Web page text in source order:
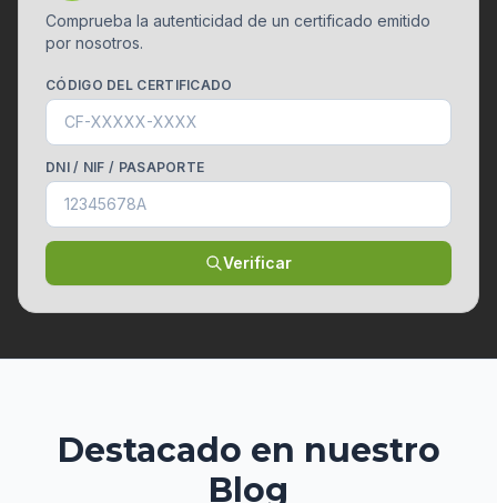
Comprueba la autenticidad de un certificado emitido
por nosotros.
CÓDIGO DEL CERTIFICADO
DNI / NIF / PASAPORTE
Verificar
Destacado en nuestro
Blog